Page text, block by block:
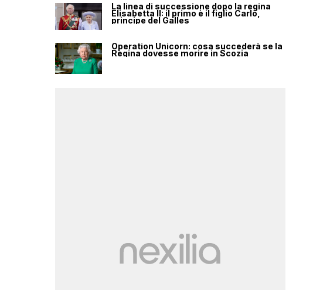
La linea di successione dopo la regina
Elisabetta II: il primo è il figlio Carlo,
principe del Galles
Operation Unicorn: cosa succederà se la
Regina dovesse morire in Scozia